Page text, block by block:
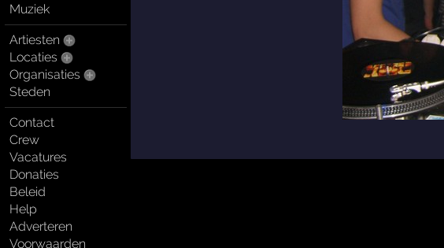
Muziek
Artiesten
Locaties
Organisaties
Steden
Contact
Crew
Vacatures
Donaties
Beleid
Help
Adverteren
Voorwaarden